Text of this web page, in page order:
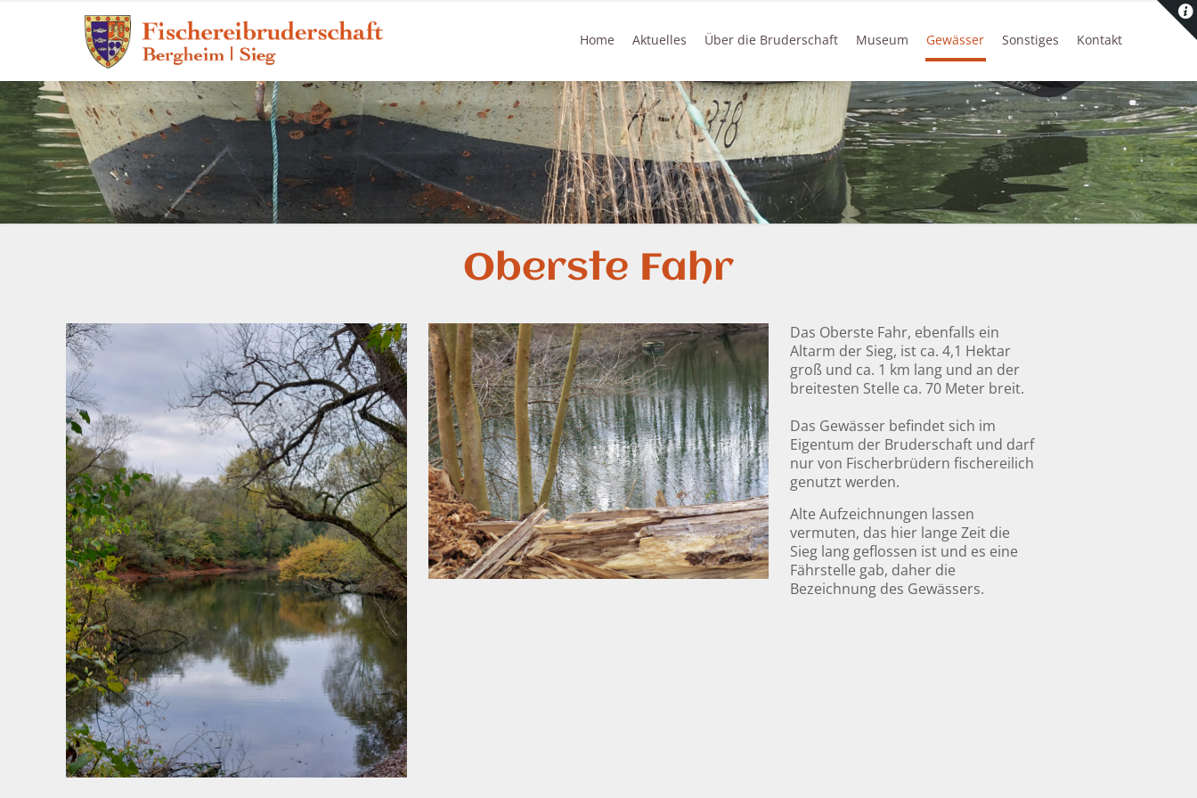
Home Aktuelles Über die Bruderschaft Museum Gewässer Sonstiges Kontakt
Oberste Fahr
Das Oberste Fahr, ebenfalls ein
Altarm der Sieg, ist ca. 4,1 Hektar
groß und ca. 1 km lang und an der
breitesten Stelle ca. 70 Meter breit.
Das Gewässer befindet sich im
Eigentum der Bruderschaft und darf
nur von Fischerbrüdern fischereilich
genutzt werden.
Alte Aufzeichnungen lassen
vermuten, das hier lange Zeit die
Sieg lang geflossen ist und es eine
Fährstelle gab, daher die
Bezeichnung des Gewässers.